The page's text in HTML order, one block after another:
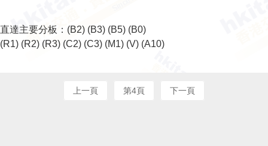
直達主要分板： (B2) (B3) (B5) (B0)
(R1) (R2) (R3) (C2) (C3) (M1) (V) (A10)
上一頁 第4頁 下一頁